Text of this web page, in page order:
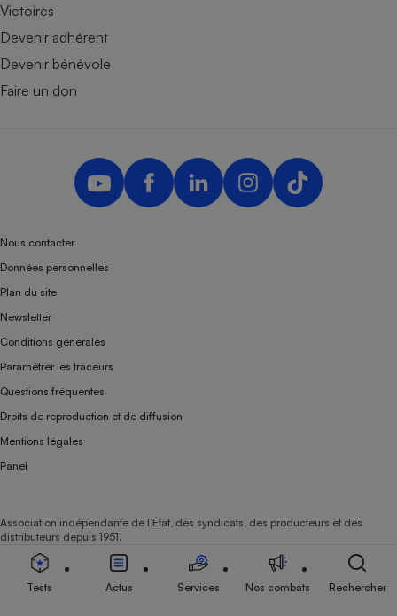
Victoires
Devenir adhérent
Devenir bénévole
Faire un don
Nous contacter
Données personnelles
Plan du site
Newsletter
Conditions générales
Paramétrer les traceurs
Questions fréquentes
Droits de reproduction et de diffusion
Mentions légales
Panel
Association indépendante de l’État, des syndicats, des producteurs et des
distributeurs depuis 1951.
Tests Actus Services Nos combats Rechercher